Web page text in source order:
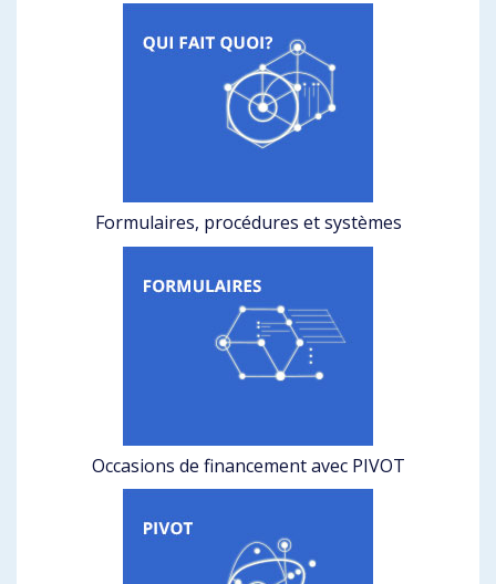
Formulaires, procédures et systèmes
Occasions de financement avec PIVOT